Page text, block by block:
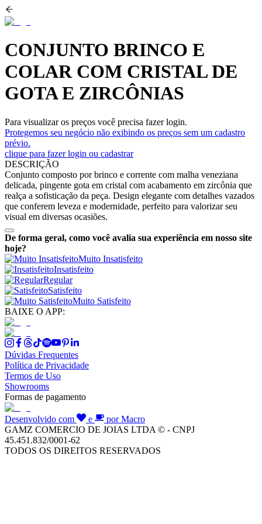
CONJUNTO BRINCO E
COLAR COM CRISTAL DE
GOTA E ZIRCÔNIAS
Para visualizar os preços você precisa fazer login.
Protegemos seu negócio não exibindo os preços sem um cadastro
prévio.
clique para fazer login ou cadastrar
DESCRIÇÃO
Conjunto composto por brinco e corrente com malha veneziana
delicada, pingente gota em cristal com acabamento em zircônia que
realça a sofisticação da peça. Design elegante com detalhes vazados
que conferem leveza e modernidade, perfeito para valorizar seu
visual em diversas ocasiões.
De forma geral, como você avalia sua experiência em nosso site
hoje?
Muito Insatisfeito
Insatisfeito
Regular
Satisfeito
Muito Satisfeito
BAIXE O APP:
Dúvidas Frequentes
Política de Privacidade
Termos de Uso
Showrooms
Formas de pagamento
Desenvolvido com e
por Macro
GAMZ COMERCIO DE JOIAS LTDA © - CNPJ
45.451.832/0001-62
TODOS OS DIREITOS RESERVADOS